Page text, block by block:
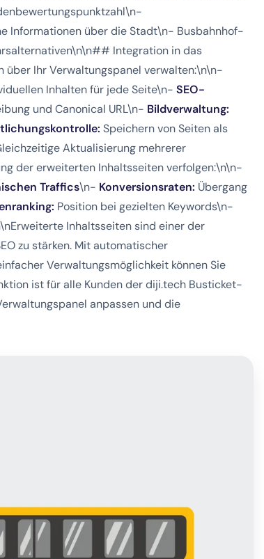
Informationen über die Stadt\n- Busbahnhof-
Integration in das
über Ihr Verwaltungspanel verwalten:\n\n-
Inhalten für jede Seite\n- SEO-
und Canonical URL\n- Bildverwaltung:
Speichern von Seiten als
Aktualisierung mehrerer
der erweiterten Inhaltsseiten verfolgen:\n\n-
Traffics\n- Konversionsraten: Übergang
Position bei gezielten Keywords\n-
Inhaltsseiten sind einer der
zu stärken. Mit automatischer
Verwaltungsmöglichkeit können Sie
ist für alle Kunden der diji.tech Busticket-
anpassen und die